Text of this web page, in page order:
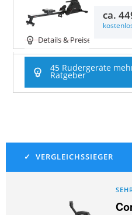
Details & Preise
ca.
45 Rudergeräte
Ratgeber